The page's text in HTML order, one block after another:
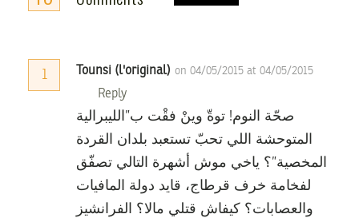
1 Tounsi (l'original) on 04/05/2015 at 04/05/2015
Reply
صحّة النوم! توةّ وينْ فقْت ب”الليبرالية
المتوحشة اللي تحبّ تستعبد بلدان القردة
المخصية”؟ ياخي موش أشهرة التالي تصفّق
لفخامة خرف قرطاج، قايد دولة المافيات
والعصابات؟ كيفاش قتلي مالا؟ الفرانشيز